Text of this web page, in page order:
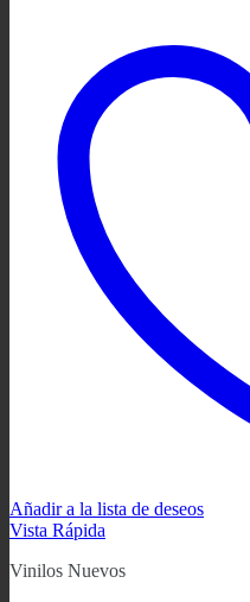
Añadir a la lista de deseos
Vista Rápida
Vinilos Nuevos